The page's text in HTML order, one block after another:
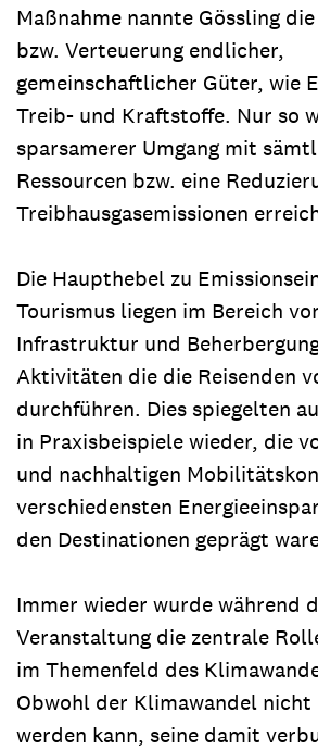
Maßnahme nannte Gössling
bzw. Verteuerung endlicher,
gemeinschaftlicher Güter, wie
Treib- und Kraftstoffe. Nur so
sparsamerer Umgang mit
Ressourcen bzw. eine
Treibhausgasemissionen
Die Haupthebel zu
Tourismus liegen im Bereich
Infrastruktur und
Aktivitäten die die Reisenden
durchführen. Dies spiegelten
in Praxisbeispiele wieder, die
und nachhaltigen
verschiedensten
den Destinationen geprägt
Immer wieder wurde während
Veranstaltung die zentrale
im Themenfeld des
Obwohl der Klimawandel nicht
werden kann, seine damit